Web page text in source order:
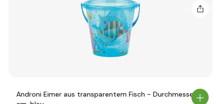
Androni Eimer aus transparentem Fisch - Durchmesser 17